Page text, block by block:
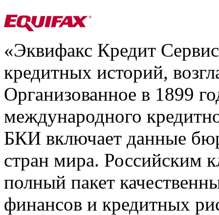
«Эквифакс Кредит
кредитных историй,
Организованное в 1899
международного
БКИ включает данные
стран мира. Российским
полный пакет
финансов и кредитных